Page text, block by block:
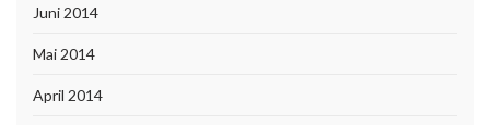
Juni 2014
Mai 2014
April 2014